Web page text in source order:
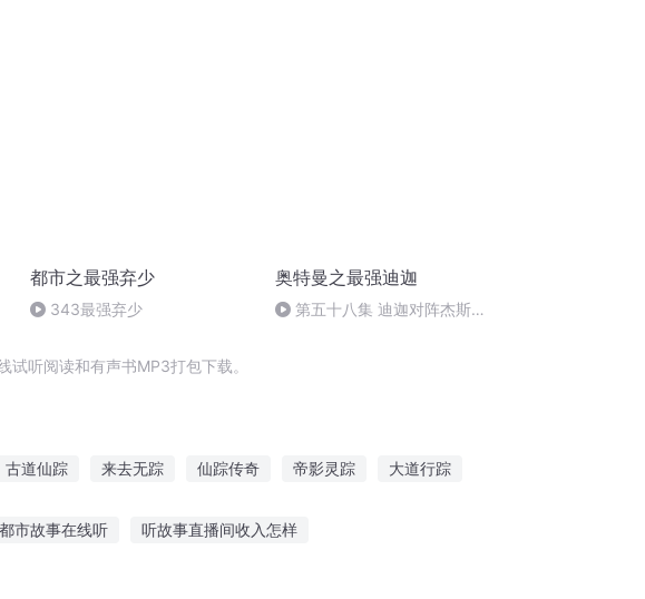
都市之最强弃少
343最强弃少
奥特曼之最强迪迦
第五十八集 迪迦对阵杰斯提
听阅读和有声书MP3打包下载。
古道仙踪 来去无踪 仙踪传奇 帝影灵踪 大道行踪
市故事在线听 听故事直播间收入怎样